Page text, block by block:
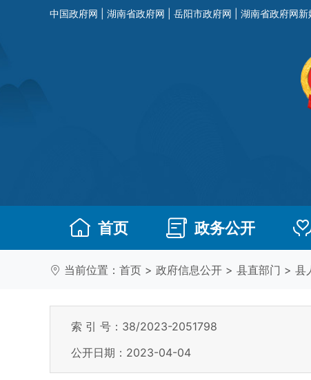
中国政府网 湖南省政府网 岳阳市政府网 湖南省政府网新
首页 政务公开
当前位置： 首页 > 政府信息公开 > 县直部门 > 县
索 引 号：38/2023-2051798
公开日期：2023-04-04